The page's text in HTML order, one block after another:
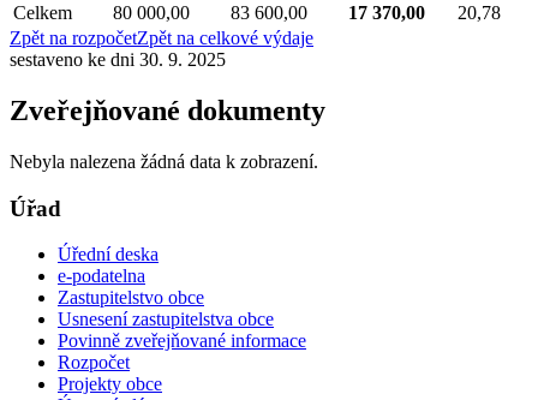
Celkem
80 000,00 83 600,00 17 370,00
20,78
Zpět na rozpočetZpět na celkové výdaje
sestaveno ke dni 30. 9. 2025
Zveřejňované dokumenty
Nebyla nalezena žádná data k zobrazení.
Úřad
Úřední deska
e-podatelna
Zastupitelstvo obce
Usnesení zastupitelstva obce
Povinně zveřejňované informace
Rozpočet
Projekty obce